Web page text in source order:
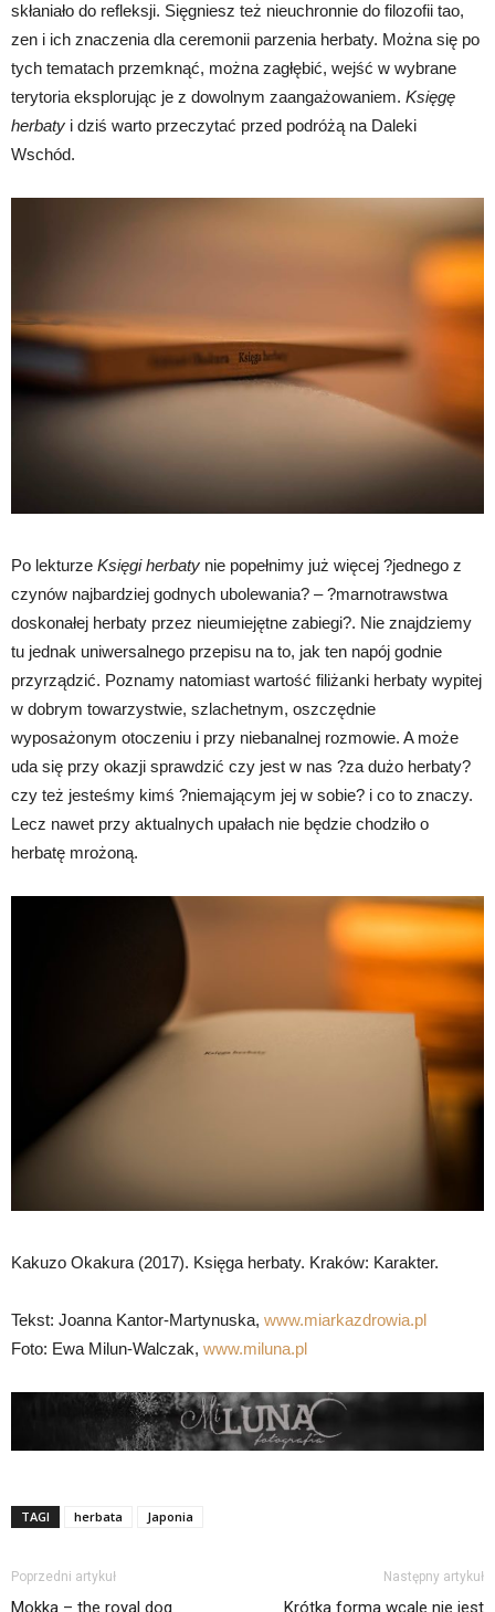
skłaniało do refleksji. Sięgniesz też nieuchronnie do filozofii tao,
zen i ich znaczenia dla ceremonii parzenia herbaty. Można się po
tych tematach przemknąć, można zagłębić, wejść w wybrane
terytoria eksplorując je z dowolnym zaangażowaniem. Księgę
herbaty i dziś warto przeczytać przed podróżą na Daleki
Wschód.
Po lekturze Księgi herbaty nie popełnimy już więcej ?jednego z
czynów najbardziej godnych ubolewania? – ?marnotrawstwa
doskonałej herbaty przez nieumiejętne zabiegi?. Nie znajdziemy
tu jednak uniwersalnego przepisu na to, jak ten napój godnie
przyrządzić. Poznamy natomiast wartość filiżanki herbaty wypitej
w dobrym towarzystwie, szlachetnym, oszczędnie
wyposażonym otoczeniu i przy niebanalnej rozmowie. A może
uda się przy okazji sprawdzić czy jest w nas ?za dużo herbaty?
czy też jesteśmy kimś ?niemającym jej w sobie? i co to znaczy.
Lecz nawet przy aktualnych upałach nie będzie chodziło o
herbatę mrożoną.
Kakuzo Okakura (2017). Księga herbaty. Kraków: Karakter.
Tekst: Joanna Kantor-Martynuska, www.miarkazdrowia.pl
Foto: Ewa Milun-Walczak, www.miluna.pl
TAGI herbata Japonia
Poprzedni artykuł
Mokka – the royal dog
Następny artykuł
Krótka forma wcale nie jest